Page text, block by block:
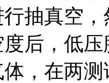
抽真空
后，低
，在两